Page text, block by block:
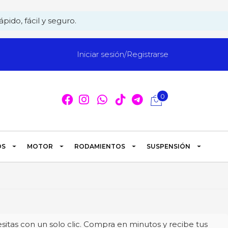
fácil y seguro.
Iniciar sesión/Registrarse
0
MOTOR RODAMIENTOS SUSPENSIÓN
con un solo clic. Compra en minutos y recibe tus